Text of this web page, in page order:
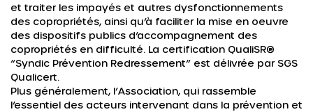
et traiter les impayés et autres dysfonctionnements
des copropriétés, ainsi qu’à faciliter la mise en oeuvre
des dispositifs publics d’accompagnement des
copropriétés en difficulté. La certification QualiSR®
“Syndic Prévention Redressement” est délivrée par SGS
Qualicert.
Plus généralement, l’Association, qui rassemble
l’essentiel des acteurs intervenant dans la prévention et